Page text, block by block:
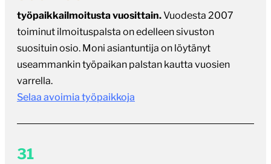
työpaikkailmoitusta vuosittain.Vuodesta 2007
toiminut ilmoituspalsta on edelleen sivuston
suosituin osio. Moni asiantuntija on löytänyt
useammankin työpaikan palstan kautta vuosien
varrella.
Selaa avoimia työpaikkoja
31